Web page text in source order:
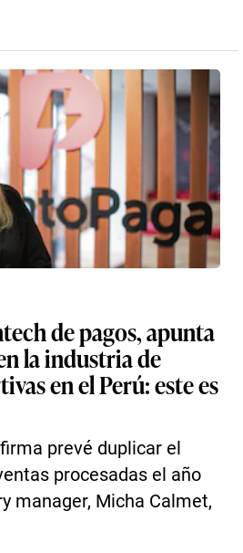
de pagos, apunta
la industria de
en el Perú: este es
prevé duplicar el
procesadas el año
manager, Micha Calmet,